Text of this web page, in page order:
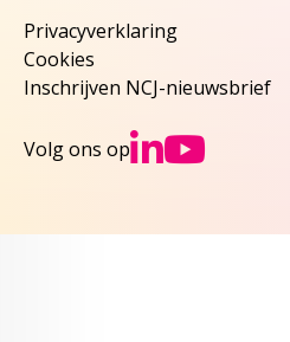
Privacyverklaring
Cookies
Inschrijven NCJ-nieuwsbrief
Volg ons op Ga